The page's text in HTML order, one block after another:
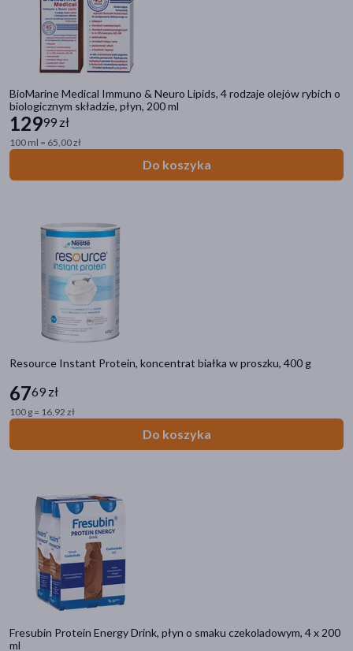
BioMarine Medical Immuno & Neuro Lipids, 4 rodzaje olejów rybich o
biologicznym składzie, płyn, 200 ml
12999 zł
100 ml = 65,00 zł
Do koszyka
Resource Instant Protein, koncentrat białka w proszku, 400 g
6769 zł
100 g = 16,92 zł
Do koszyka
Fresubin Protein Energy Drink, płyn o smaku czekoladowym, 4 x 200
ml